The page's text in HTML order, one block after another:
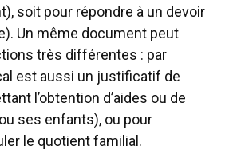
soit pour répondre à un devoir
Un même document peut
très différentes : par
est aussi un justificatif de
l’obtention d’aides ou de
ses enfants), ou pour
le quotient familial.